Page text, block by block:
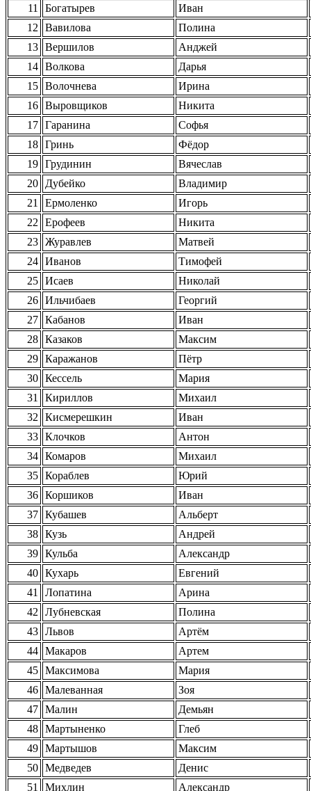
11
Богатырев
Иван
12
Вавилова
Полина
13 Вершилов
Анджей
14 Волкова
Дарья
15 Волочнева
Ирина
16 Выровщиков
Никита
17 Гаранина
Софья
18 Гринь
Фёдор
19 Грудинин
Вячеслав
20
Дубейко
Владимир
21
Ермоленко
Игорь
22
Ерофеев
Никита
23 Журавлев
Матвей
24 Иванов
Тимофей
25 Исаев
Николай
26 Ильчибаев
Георгий
27 Кабанов
Иван
28 Казаков
Максим
29 Каражанов
Пётр
30 Кессель
Мария
31
Кириллов
Михаил
32
Кисмерешкин
Иван
33 Клочков
Антон
34 Комаров
Михаил
35 Кораблев
Юрий
36 Коршиков
Иван
37 Кубашев
Альберт
38 Кузь
Андрей
39 Кульба
Александр
40 Кухарь
Евгений
41
Лопатина
Арина
42
Лубневская
Полина
43 Львов
Артём
44 Макаров
Артем
45 Максимова
Мария
46 Малеванная
Зоя
47 Малин
Демьян
48 Мартыненко
Глеб
49 Мартышов
Максим
50 Медведев
Денис
51
Михлин
Александр